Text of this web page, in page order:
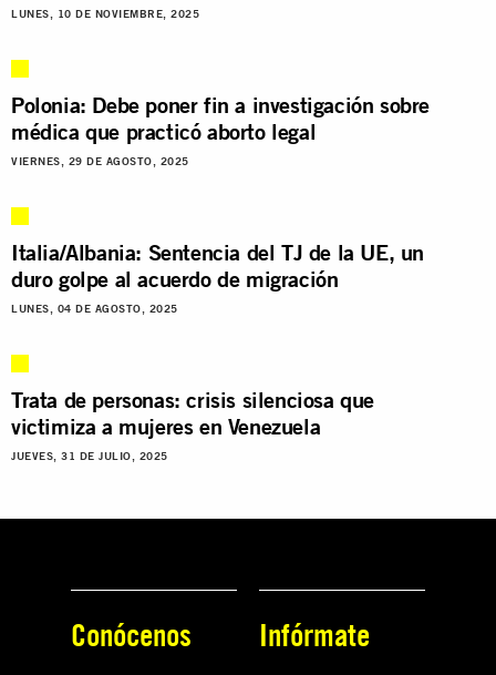
LUNES, 10 DE NOVIEMBRE, 2025
Polonia: Debe poner fin a investigación sobre
médica que practicó aborto legal
VIERNES, 29 DE AGOSTO, 2025
Italia/Albania: Sentencia del TJ de la UE, un
duro golpe al acuerdo de migración
LUNES, 04 DE AGOSTO, 2025
Trata de personas: crisis silenciosa que
victimiza a mujeres en Venezuela
JUEVES, 31 DE JULIO, 2025
Conócenos Infórmate